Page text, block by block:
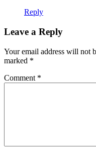
Reply
Leave a Reply
Your email address will not
marked *
Comment *